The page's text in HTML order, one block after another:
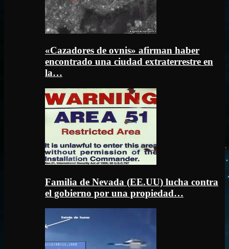
«Cazadores de ovnis» afirman haber
encontrado una ciudad extraterrestre en
la…
Familia de Nevada (EE.UU) lucha contra
el gobierno por una propiedad…